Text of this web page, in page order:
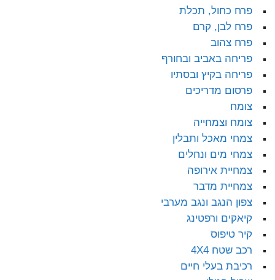
פרח כחול, תכלת
פרח לבן, קרם
פרח צהוב
פריחה באביב ובחורף
פריחה בקיץ ובסתיו
פרסום מדריכים
צומח
צומח וצמחייה
צמחי מאכל ותבלין
צמחי מים ונחלים
צמחיית אירופה
צמחיית מדבר
צפון הנגב ונגב מערבי
קיאקים ורפטינג
קיר טיפוס
רכב שטח 4X4
רכיבת בעלי חיים